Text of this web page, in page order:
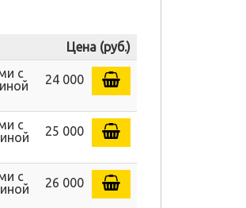
Цена (руб.)
с
24 000
с
25 000
с
26 000